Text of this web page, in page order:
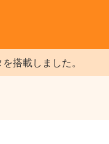
搭載しました。